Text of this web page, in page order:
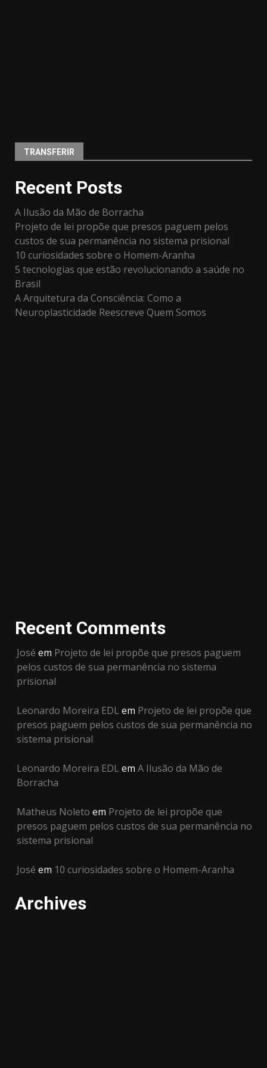
TRANSFERIR
Recent Posts
A Ilusão da Mão de Borracha
Projeto de lei propõe que presos paguem pelos
custos de sua permanência no sistema prisional
10 curiosidades sobre o Homem-Aranha
5 tecnologias que estão revolucionando a saúde no
Brasil
A Arquitetura da Consciência: Como a
Neuroplasticidade Reescreve Quem Somos
Recent Comments
José em Projeto de lei propõe que presos paguem
pelos custos de sua permanência no sistema
prisional
Leonardo Moreira EDL em Projeto de lei propõe que
presos paguem pelos custos de sua permanência no
sistema prisional
Leonardo Moreira EDL em A Ilusão da Mão de
Borracha
Matheus Noleto em Projeto de lei propõe que
presos paguem pelos custos de sua permanência no
sistema prisional
José em 10 curiosidades sobre o Homem-Aranha
Archives